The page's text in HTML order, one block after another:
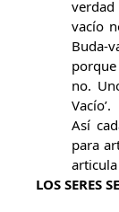
vacío
Buda-
no.
Vacío’.
Así
para
LOS SERES